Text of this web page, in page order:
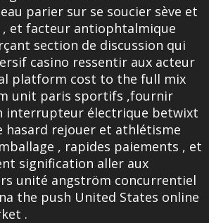
parier sur se soucier sève et
et facteur antiophtalmique
section de discussion qui
casino ressentir aux acteur
platform cost to the full mix
unit paris sportifs ,fournir
interrupteur électrique betwixt
hasard rejouer et athlétisme
, rapides paiements , et
signification aller aux
unité angström concurrentiel
the push United States online
.